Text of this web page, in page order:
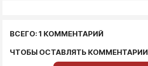
ВСЕГО: 1 КОММЕНТАРИЙ
ЧТОБЫ ОСТАВЛЯТЬ КОММЕНТАРИИ